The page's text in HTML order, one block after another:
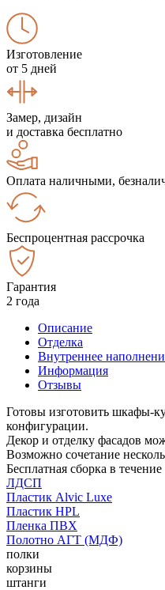
Изготовление
от 5 дней
Замер, дизайн
и доставка бесплатно
Оплата наличными,
Беспроцентная рассрочка
Гарантия
2 года
Описание
Отделка
Внутреннее
Информация
Отзывы
Готовы изготовить шкафы-
конфигурации.
Декор и отделку фасадов
Возможно сочетание
Бесплатная сборка в
ЛДСП
Пластик Alvic Luxe
Пластик HPL
Пленка ПВХ
Полотно АГТ (МДФ)
полки
корзины
штанги